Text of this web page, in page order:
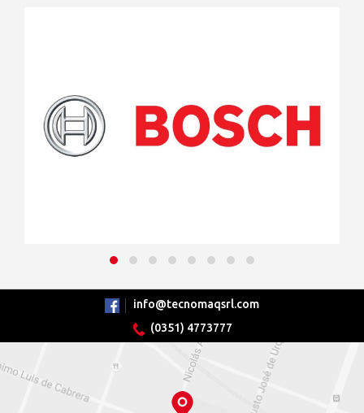
info@tecnomaqsrl.com
(0351) 4773777